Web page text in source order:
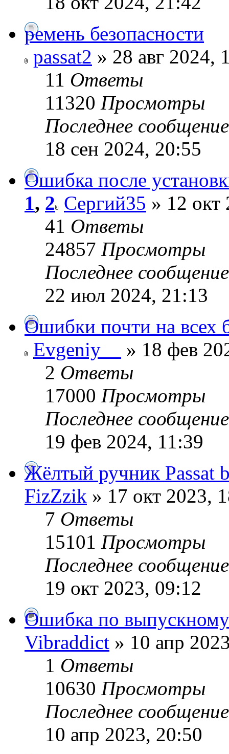
ремень безопасности
passat2 » 28 авг 2024,
11 Ответы
11320 Просмотры
Последнее
18 сен 2024, 20:55
Ошибка после
1, 2 Сергий35 » 12 окт
41 Ответы
24857 Просмотры
Последнее
22 июл 2024, 21:13
Ошибки почти на всех
Evgeniy__
» 18 фев
2 Ответы
17000 Просмотры
Последнее
19 фев 2024, 11:39
Жёлтый ручник Passat
FizZzik » 17 окт 2023,
7 Ответы
15101 Просмотры
Последнее
19 окт 2023, 09:12
Ошибка по выпускному
Vibraddict » 10 апр
1 Ответы
10630 Просмотры
Последнее
10 апр 2023, 20:50